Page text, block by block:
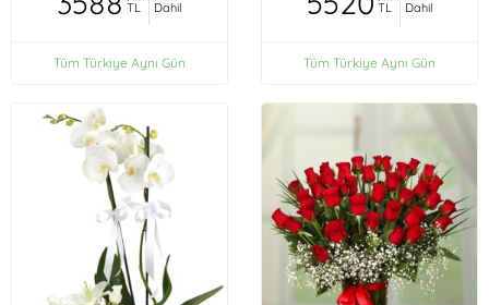
TL Dahil
Tüm Türkiye Aynı Gün
TL Dahil
Tüm Türkiye Aynı Gün